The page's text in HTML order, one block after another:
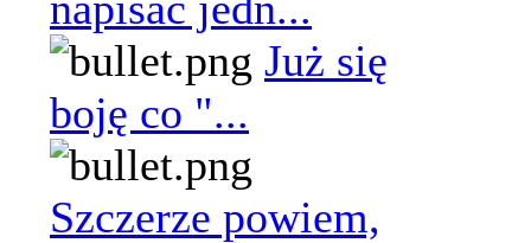
Już się
boję co "...
Szczerze powiem,